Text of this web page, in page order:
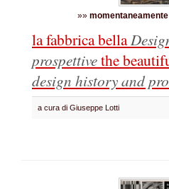
»»
la fabbrica bella
prospettivethe
design history and
a cura di Giuseppe Lotti